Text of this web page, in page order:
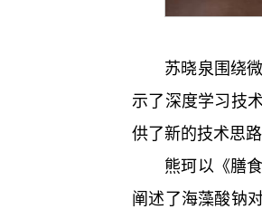
苏晓泉围绕
示了深度学习技
供了新的技术思路
熊珂以《膳
阐述了海藻酸钠